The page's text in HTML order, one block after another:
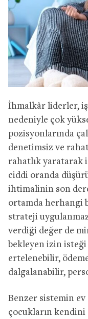
İhmalkâr liderler,
nedeniyle çok
pozisyonlarında
denetimsiz ve
rahatlık yaratarak
ciddi oranda
ihtimalinin son
ortamda herhangi
strateji
verdiği değer de
bekleyen izin isteği
ertelenebilir,
dalgalanabilir,
Benzer sistemin ev
çocukların kendini